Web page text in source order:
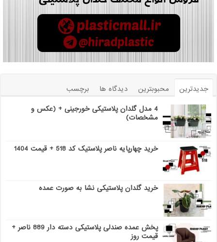
جدیدترین محبوبترین دیدگاه ها
برچسب
4 مدل گلدان پلاستیکی خورجینی + (عکس و
مشخصات)
خرید چهارپایه ناصر پلاستیک کد 518 + قیمت 1404
خرید گلدان پلاستیکی نشا به صورت عمده
پخش عمده صندلی پلاستیکی دسته دار 889 ناصر +
قیمت روز